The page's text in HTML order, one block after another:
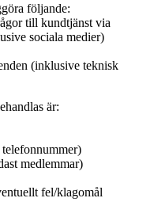
följande:
till kundtjänst via
sociala medier)
(inklusive teknisk
är:
medlemmar)
fel/klagomål